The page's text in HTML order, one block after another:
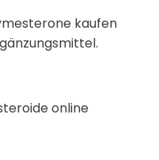
kaufen
online